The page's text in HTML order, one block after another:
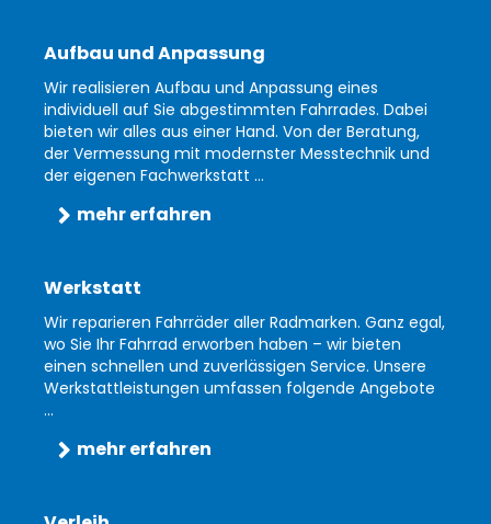
Aufbau und Anpassung
Wir realisieren Aufbau und Anpassung eines
individuell auf Sie abgestimmten Fahrrades. Dabei
bieten wir alles aus einer Hand. Von der Beratung,
der Vermessung mit modernster Messtechnik und
der eigenen Fachwerkstatt ...
mehr erfahren
Werkstatt
Wir reparieren Fahrräder aller Radmarken. Ganz egal,
wo Sie Ihr Fahrrad erworben haben – wir bieten
einen schnellen und zuverlässigen Service. Unsere
Werkstattleistungen umfassen folgende Angebote
...
mehr erfahren